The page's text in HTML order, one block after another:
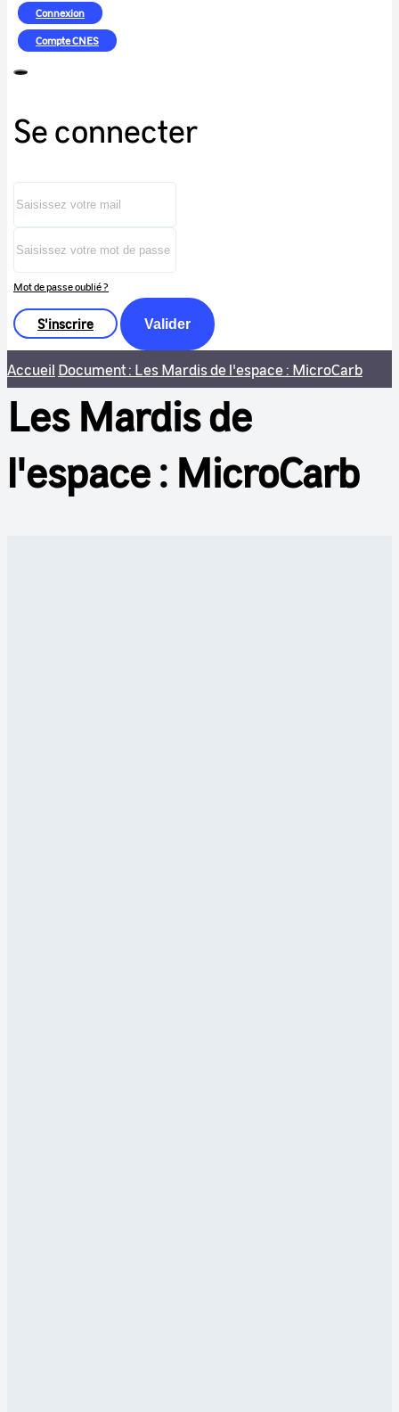
Connexion
CompteCNES
Se connecter
Mot de passe oublié ?
S'inscrire Valider
Accueil Document : Les Mardis de l'espace : MicroCarb
Les Mardis de
l'espace : MicroCarb